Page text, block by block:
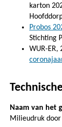
karton
Probos
Stichting
WUR-ER,
Naam van het
Milieudruk